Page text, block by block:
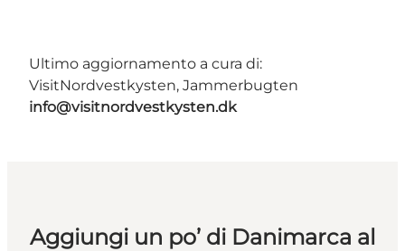
Ultimo aggiornamento a cura di:
VisitNordvestkysten, Jammerbugten
info@visitnordvestkysten.dk
Aggiungi un po’ di Danimarca al